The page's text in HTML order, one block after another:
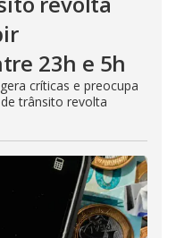
23h e 5h
críticas e preocupa
trânsito revolta